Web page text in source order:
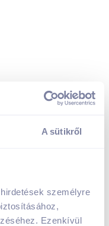
A sütikről
személyre
Ezenkívül
csípős kolbásszal
/kg
db(27% áfa)